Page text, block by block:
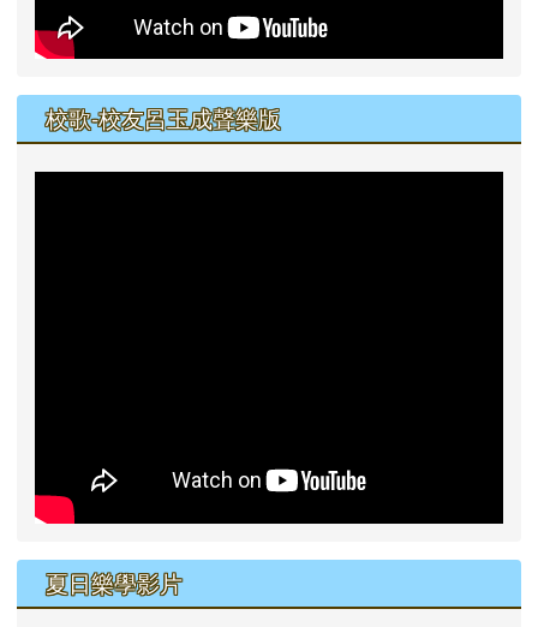
校歌-校友呂玉成聲樂版
夏日樂學影片